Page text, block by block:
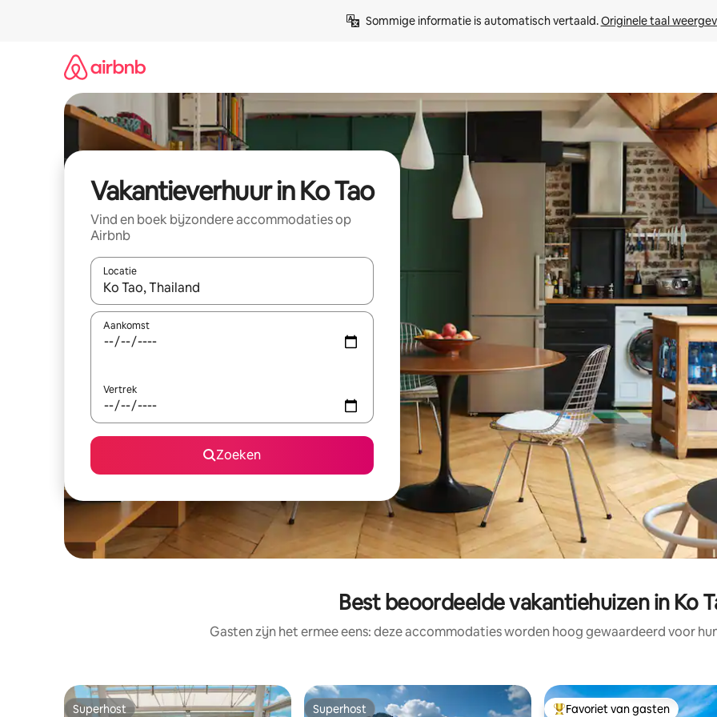
Sommige informatie is automatisch vertaald. Originele taal
Vakantieverhuur in Ko Tao
Vind en boek bijzondere accommodaties op
Airbnb
Locatie
Wanneer er suggesties beschikbaar zijn, maak je een keuze met je de pijltjestoetsen omhoog en omlaag, óf door te
Aankomst
Vertrek
Zoeken
Best beoordeelde vakantiehuizen in Ko
Gasten zijn het ermee eens: deze accommodaties worden hoog gewaardeerd voor
Superhost Superhost Favoriet van gasten